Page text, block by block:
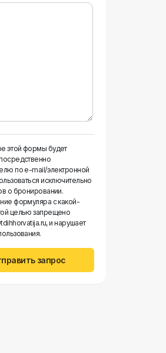
этой формы будет
по e-mail/электронной
исключительно
о бронировании.
формуляра с какой-
целью запрещено
и нарушает
запрос